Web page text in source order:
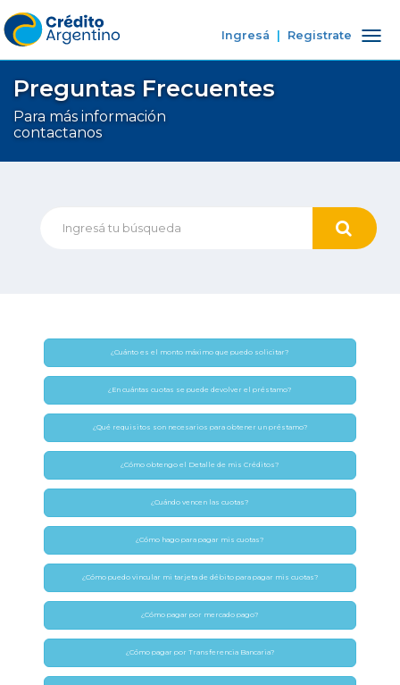
Ingresá Registrate
Preguntas Frecuentes
Para más información
contactanos
¿Cuánto es el monto máximo que puedo solicitar?
¿En cuántas cuotas se puede devolver el préstamo?
¿Qué requisitos son necesarios para obtener un préstamo?
¿Cómo obtengo el Detalle de mis Créditos?
¿Cuándo vencen las cuotas?
¿Cómo hago para pagar mis cuotas?
¿Cómo puedo vincular mi tarjeta de débito para pagar mis cuotas?
¿Cómo pagar por mercado pago?
¿Cómo pagar por Transferencia Bancaria?